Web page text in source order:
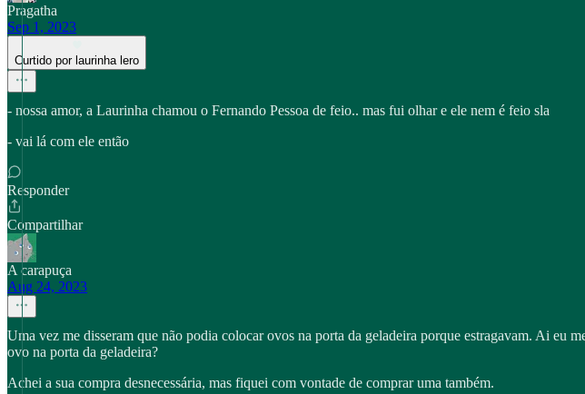
Pragatha
Sep 1, 2023
Curtido por laurinha lero
- nossa amor, a Laurinha chamou o Fernando Pessoa de feio.. mas fui olhar e ele nem é feio sla
- vai lá com ele então
Responder
Compartilhar
A carapuça
Aug 24, 2023
Uma vez me disseram que não podia colocar ovos na porta da geladeira porque estragavam. Ai eu
ovo na porta da geladeira?
Achei a sua compra desnecessária, mas fiquei com vontade de comprar uma também.